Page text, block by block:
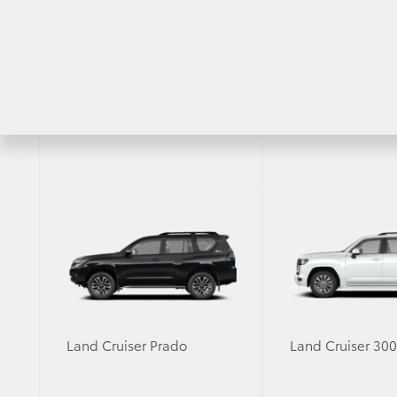
Land Cruiser Prado Land Cruiser 300
Двигатель работает в сочетании с
Новый мотор будет доступен во всех